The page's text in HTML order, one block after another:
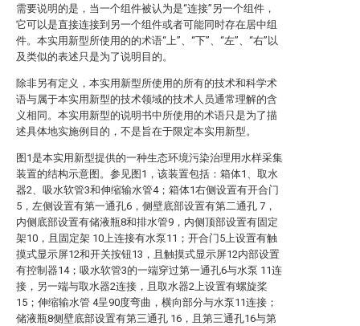
需要说明的是，当一个组件被认为是“连接”另一个组件，
它可以是直接连接到另一个组件或者可能同时存在居中组
件。本实用新型所使用的的术语“上”、“下”、“左”、“右”以
及类似的表述只是为了说明目的。
除非另有定义，本实用新型所使用的所有的技术和科学术
语与属于本实用新型的技术领域的技术人员通常理解的含
义相同。本实用新型的说明书中所使用的术语只是为了描
述具体地实施例目的，不是旨在于限定本实用新型。
图1是本实用新型提供的一种生态环境污染治理用水样采集
装置的结构示意图。参见图1，该装置包括：箱体1、取水
器2、吸水软管3和伸缩输水管4；箱体1右侧设置有开合门
5，左侧设置有第一通孔6，侧壁底部设置有第二通孔 7，
内侧底部设置有储液瓶8和排水管9，内侧顶部设置有固定
架10，且固定架 10上连接有水泵11；开合门5上设置有触
摸式显示屏12和开关按钮13，且触摸式显示屏12内部设置
有控制器14；吸水软管3的一端穿过第一通孔6与水泵 11连
接，另一端与取水器2连接，且取水器2上设置有螺旋桨
15；伸缩输水管 4呈90度弯曲，横向部分与水泵11连接；
储液瓶8侧壁底部设置有第三通孔 16，且第三通孔16与第